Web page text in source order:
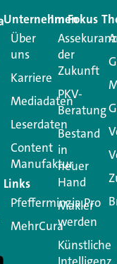
Ihre E-Mail-
Kommentar
Unternehmen
Über
uns
Karriere
Mediadaten
Leserdaten
Content
Manufaktur
Links
Pfefferminzia.Pro
MehrCura
Im Fokus
Assekuranz
der
Zukunft
PKV-
Beratung
Bestand
in
neuer
Hand
Makler
werden
Künstliche